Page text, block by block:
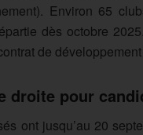
Environ 65
dès octobre
de
droite pour
ont jusqu’au 20